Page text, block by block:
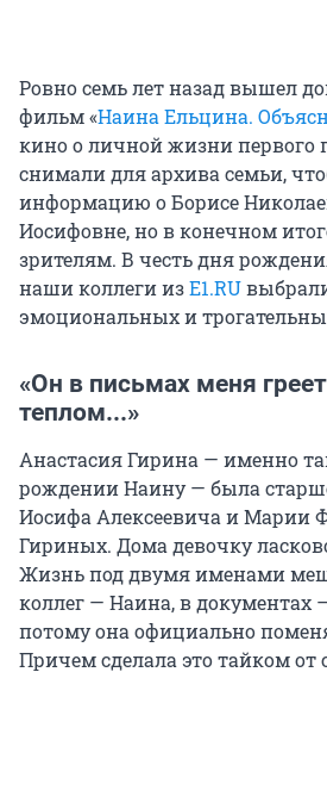
Ровно семь лет назад вышел
фильм «Наина Ельцина.
кино о личной жизни первого
снимали для архива семьи,
информацию о Борисе
Иосифовне, но в конечном
зрителям. В честь дня
наши коллеги изE1.RU
эмоциональных и
«Он в письмах меня
теплом...»
Анастасия Гирина — именно
рождении Наину — была
Иосифа Алексеевича и Марии
Гириных. Дома девочку
Жизнь под двумя именами
коллег — Наина, в документах
потому она официально
Причем сделала это тайком от